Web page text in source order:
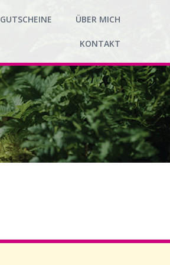
GUTSCHEINE ÜBER MICH
KONTAKT